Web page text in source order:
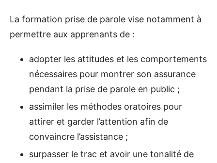
La formation prise de parole vise notamment à
permettre aux apprenants de :
adopter les attitudes et les comportements
nécessaires pour montrer son assurance
pendant la prise de parole en public ;
assimiler les méthodes oratoires pour
attirer et garder l’attention afin de
convaincre l’assistance ;
surpasser le trac et avoir une tonalité de